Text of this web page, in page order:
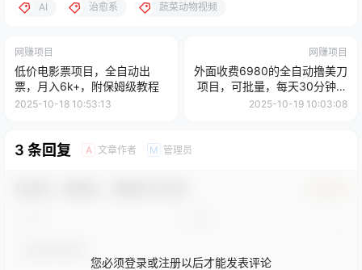
AI 治愈系 蔬菜动物视频
网赚项目
低价电影票项目，全自动出
票，月入6k+，附保姆级教程
2025-10-18 10:53:13
网赚项目
外面收费6980的全自动撸美刀
项目，可批量，每天30分钟，
无脑操作，当天收益5张
2025-10-19 10:03:08
3 条回复 A 文章作者 M 管理员
您必须登录或注册以后才能发表评论